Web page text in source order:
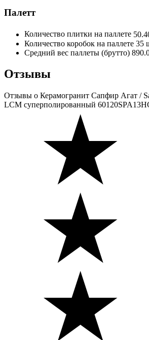
Палетт
Количество плитки на паллете
Количество коробок на паллете 35
Средний вес паллеты (брутто)
Отзывы
Отзывы о Керамогранит Сапфир Агат /
LCM суперполированный